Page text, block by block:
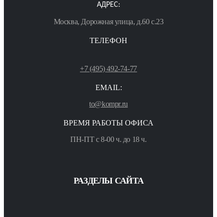
АДРЕС:
Москва, Дорожная улица, д.60 с.23
ТЕЛЕФОН
+7 (495) 492-74-77
EMAIL:
to@kompr.ru
ВРЕМЯ РАБОТЫ ОФИСА
ПН-ПТ с 8-00 ч. до 18 ч.
РАЗДЕЛЫ САЙТА